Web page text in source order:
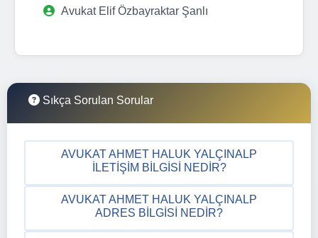
Avukat Elif Özbayraktar Şanlı
Sıkça Sorulan Sorular
AVUKAT AHMET HALUK YALÇINALP
İLETIŞIM BILGISI NEDIR?
AVUKAT AHMET HALUK YALÇINALP
ADRES BILGISI NEDIR?